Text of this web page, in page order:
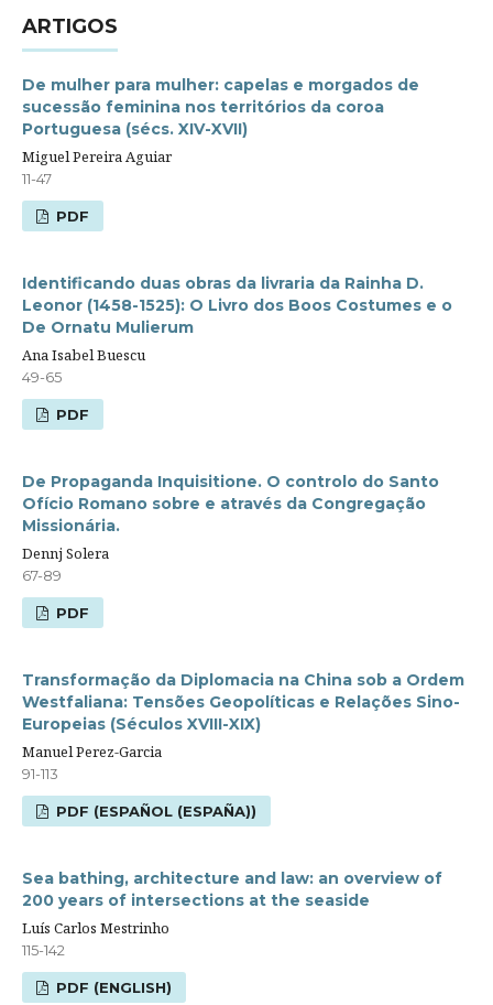
ARTIGOS
De mulher para mulher: capelas e morgados de
sucessão feminina nos territórios da coroa
Portuguesa (sécs. XIV-XVII)
Miguel Pereira Aguiar
11-47
PDF
Identificando duas obras da livraria da Rainha D.
Leonor (1458-1525): O Livro dos Boos Costumes e o
De Ornatu Mulierum
Ana Isabel Buescu
49-65
PDF
De Propaganda Inquisitione. O controlo do Santo
Ofício Romano sobre e através da Congregação
Missionária.
Dennj Solera
67-89
PDF
Transformação da Diplomacia na China sob a Ordem
Westfaliana: Tensões Geopolíticas e Relações Sino-
Europeias (Séculos XVIII-XIX)
Manuel Perez-Garcia
91-113
PDF (ESPAÑOL (ESPAÑA))
Sea bathing, architecture and law: an overview of
200 years of intersections at the seaside
Luís Carlos Mestrinho
115-142
PDF (ENGLISH)